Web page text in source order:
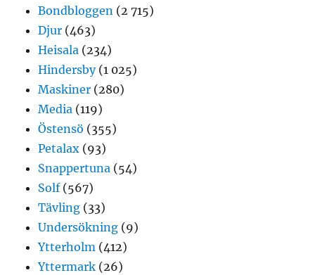
Bondbloggen (2 715)
Djur (463)
Heisala (234)
Hindersby(1 025)
Maskiner (280)
Media (119)
Östensö (355)
Petalax (93)
Snappertuna (54)
Solf(567)
Tävling (33)
Undersökning (9)
Ytterholm (412)
Yttermark (26)